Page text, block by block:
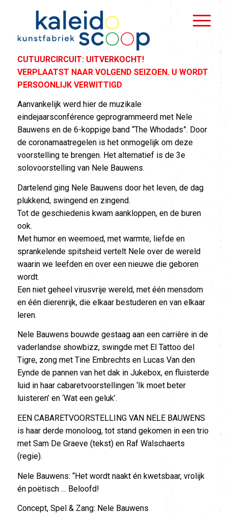
CUTUURCIRCUIT: UITVERKOCHT!
VERPLAATST NAAR VOLGEND SEIZOEN. U WORDT
PERSOONLIJK VERWITTIGD
Aanvankelijk werd hier de muzikale
eindejaarsconférence geprogrammeerd met Nele
Bauwens en de 6-koppige band “The Whodads”. Door
de coronamaatregelen is het onmogelijk om deze
voorstelling te brengen. Het alternatief is de 3e
solovoorstelling van Nele Bauwens.
Dartelend ging Nele Bauwens door het leven, de dag
plukkend, swingend en zingend.
Tot de geschiedenis kwam aankloppen, en de buren
ook.
Met humor en weemoed, met warmte, liefde en
sprankelende spitsheid vertelt Nele over de wereld
waarin we leefden en over een nieuwe die geboren
wordt.
Een niet geheel virusvrije wereld, met één mensdom
en één dierenrijk, die elkaar bestuderen en van elkaar
leren.
Nele Bauwens bouwde gestaag aan een carrière in de
vaderlandse showbizz, swingde met El Tattoo del
Tigre, zong met Tine Embrechts en Lucas Van den
Eynde de pannen van het dak in Jukebox, en fluisterde
luid in haar cabaretvoorstellingen ‘Ik moet beter
luisteren’ en ‘Wat een geluk’.
EEN CABARETVOORSTELLING VAN NELE BAUWENS
is haar derde monoloog, tot stand gekomen in een trio
met Sam De Graeve (tekst) en Raf Walschaerts
(regie).
Nele Bauwens: “Het wordt naakt én kwetsbaar, vrolijk
én poëtisch … Beloofd!
Concept, Spel & Zang: Nele Bauwens